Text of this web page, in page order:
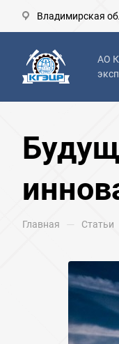
Владимирская
АО
Главная — Статьи